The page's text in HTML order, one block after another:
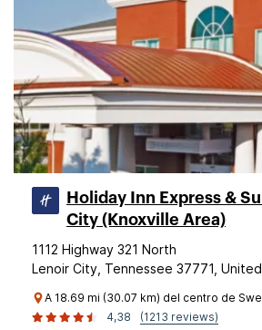
Holiday Inn Express &
City (Knoxville Area)
1112 Highway 321 North
Lenoir City, Tennessee 37771,
A 18.69 mi (30.07 km) del centro de
4,38
(1213 reviews)